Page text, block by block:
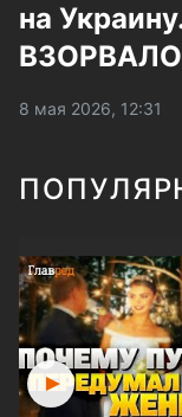
на
8 мая 2026, 12:31